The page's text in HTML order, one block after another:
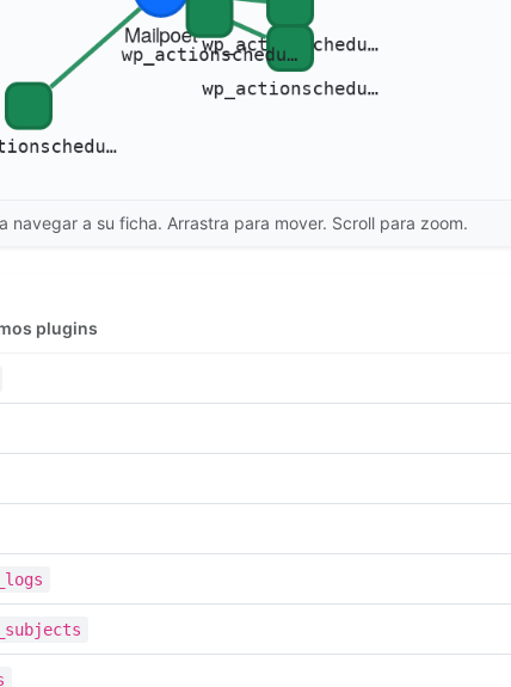
navegar a su ficha. Arrastra para mover. Scroll para zoom.
plugins